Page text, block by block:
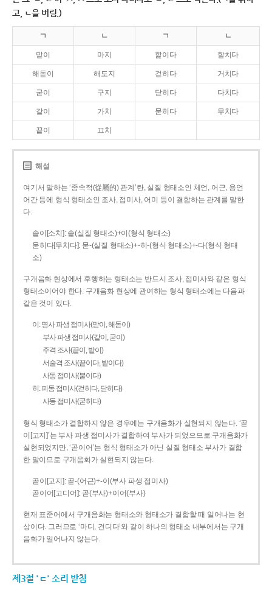
고, ㄴ을 버림.)
ㄱ ㄴ ㄱ ㄴ
맏이 마지 핥이다 할치다
해돋이 해도지 걷히다 거치다
굳이 구지 닫히다 다치다
같이 가치 묻히다 무치다
끝이 끄치
해설
여기서 말하는 ‘종속적(從屬的) 관계’란, 실질 형태소인 체언, 어근, 용언
어간 등에 형식 형태소인 조사, 접미사, 어미 등이 결합하는 관계를 말한
다.
솥이[소치]: 솥(실질 형태소)+이(형식 형태소)
묻히다[무치다]: 묻­-(실질 형태소)+­-히­-(형식 형태소)+-다(형식 형태
소)
구개음화 현상에서 후행하는 형태소는 반드시 조사, 접미사와 같은 형식
형태소이어야 한다. 구개음화 현상에 관여하는 형식 형태소에는 다음과
같은 것이 있다.
이: 명사 파생 접미사(맏이, 해돋이)
부사 파생 접미사(같이, 굳이)
주격 조사(끝이, 밭이)
서술격 조사(끝이다, 밭이다)
사동 접미사(붙이다)
히: 피동 접미사(걷히다, 닫히다)
사동 접미사(굳히다)
형식 형태소가 결합하지 않은 경우에는 구개음화가 실현되지 않는다. ‘곧
이[고지]’는 부사 파생 접미사가 결합하여 부사가 되었으므로 구개음화가
실현되었지만, ‘곧이어’는 형식 형태소가 아닌 실질 형태소 부사가 결합
한 말이므로 구개음화가 실현되지 않는다.
곧이[고지]: 곧-­(어근)+­-이(부사 파생 접미사)
곧이어[고디어]: 곧(부사)+이어(부사)
현재 표준어에서 구개음화는 형태소와 형태소가 결합할 때 일어나는 현
상이다. 그러므로 ‘마디, 견디다’와 같이 하나의 형태소 내부에서는 구개
음화가 일어나지 않는다.
제3절 'ㄷ' 소리 받침